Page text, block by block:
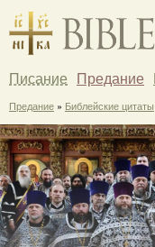
Писание Предание
Предание » Библейские цитаты